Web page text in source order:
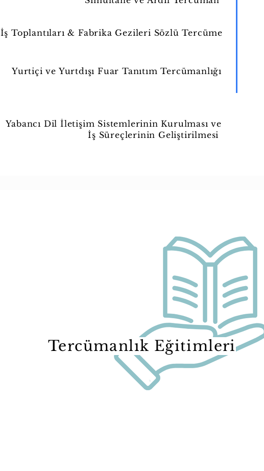
İş Toplantıları & Fabrika Gezileri Sözlü Tercüme
Yurtiçi ve Yurtdışı Fuar Tanıtım Tercümanlığı
Yabancı Dil İletişim Sistemlerinin Kurulması ve
İş Süreçlerinin Geliştirilmesi
Tercümanlık Eğitimleri